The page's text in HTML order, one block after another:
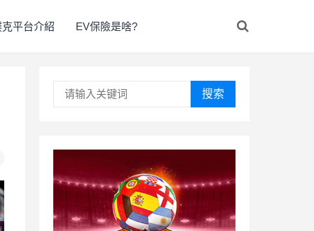
平台介紹 EV保險是啥?
搜索